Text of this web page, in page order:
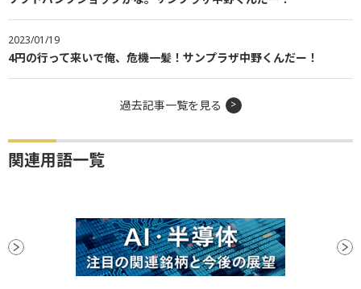
2023/01/19
4円の行って来いで俺、危機一髪！サンプラザ中野くんだー！
過去記事一覧を見る
関連用語一覧